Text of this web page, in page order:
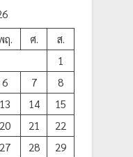
ฤ. ศ.
ส.
1
6 7
8
13 14
15
20 21
22
27 28
29